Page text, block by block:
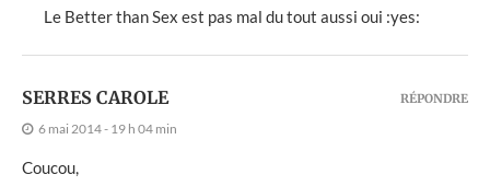
Le Better than Sex est pas mal du tout aussi oui :yes:
SERRES CAROLE
6 mai 2014 - 19 h 04 min
Coucou,
RÉPONDRE